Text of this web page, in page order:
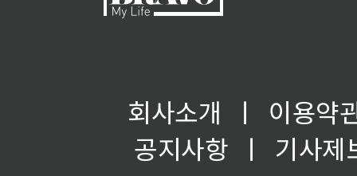
회사소개 ㅣ
이용약
공지사항
ㅣ
기사제